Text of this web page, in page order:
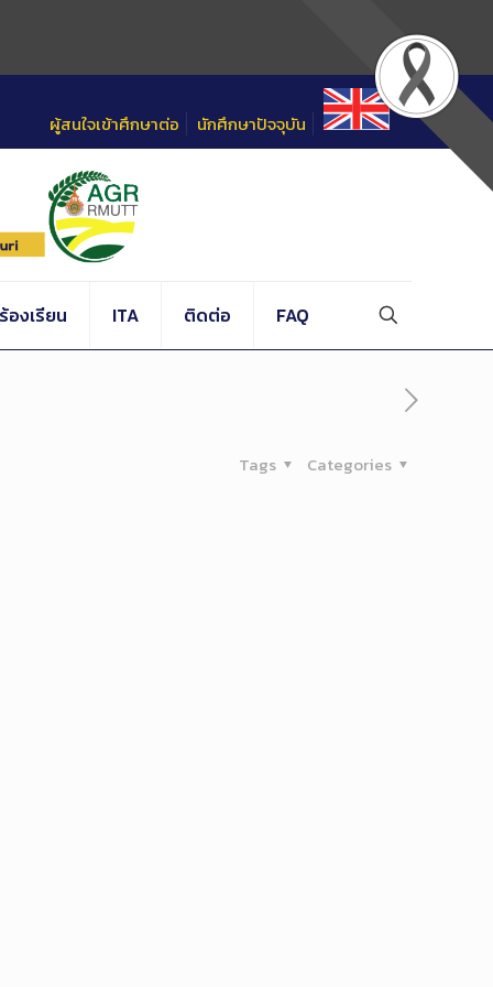
ผู้สนใจเข้าศึกษาต่อ นักศึกษาปัจจุบัน
องเรียน ITA ติดต่อ FAQ
Categories
Tags